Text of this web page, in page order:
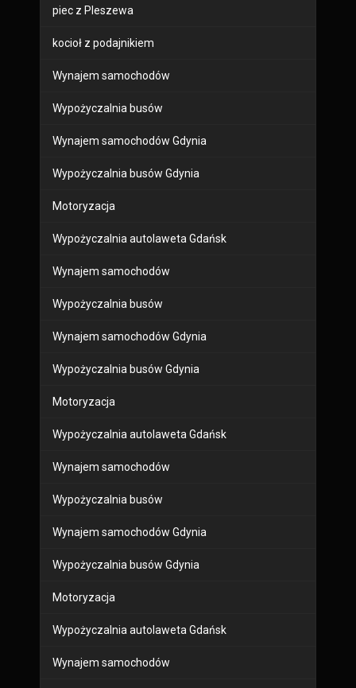
piec z Pleszewa
kocioł z podajnikiem
Wynajem samochodów
Wypożyczalnia busów
Wynajem samochodów Gdynia
Wypożyczalnia busów Gdynia
Motoryzacja
Wypożyczalnia autolaweta Gdańsk
Wynajem samochodów
Wypożyczalnia busów
Wynajem samochodów Gdynia
Wypożyczalnia busów Gdynia
Motoryzacja
Wypożyczalnia autolaweta Gdańsk
Wynajem samochodów
Wypożyczalnia busów
Wynajem samochodów Gdynia
Wypożyczalnia busów Gdynia
Motoryzacja
Wypożyczalnia autolaweta Gdańsk
Wynajem samochodów